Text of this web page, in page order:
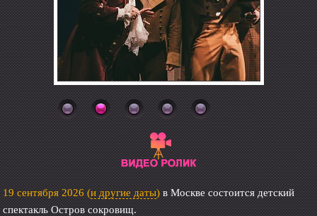
19 сентября 2026(и другие даты)в Москве состоится детский
спектакль Остров сокровищ.